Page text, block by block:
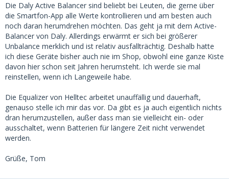
Die Daly Active Balancer sind beliebt bei Leuten, die gerne über
die Smartfon-App alle Werte kontrollieren und am besten auch
noch daran herumdrehen möchten. Das geht ja mit dem Active-
Balancer von Daly. Allerdings erwärmt er sich bei größerer
Unbalance merklich und ist relativ ausfallträchtig. Deshalb hatte
ich diese Geräte bisher auch nie im Shop, obwohl eine ganze Kiste
davon hier schon seit Jahren herumsteht. Ich werde sie mal
reinstellen, wenn ich Langeweile habe.
Die Equalizer von Helltec arbeitet unauffällig und dauerhaft,
genauso stelle ich mir das vor. Da gibt es ja auch eigentlich nichts
dran herumzustellen, außer dass man sie vielleicht ein- oder
ausschaltet, wenn Batterien für längere Zeit nicht verwendet
werden.
Grüße, Tom